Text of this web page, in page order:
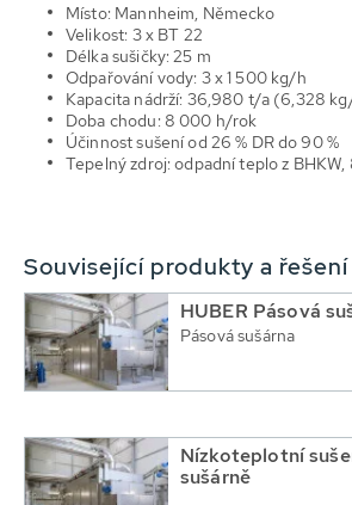
Místo: Mannheim, Německo
Velikost: 3 x BT 22
Délka sušičky: 25 m
Odpařování vody: 3 x 1 500 kg/h
Kapacita nádrží: 36,980 t/a (6,328
Doba chodu: 8 000 h/rok
Účinnost sušení od 26 % DR do 90 %
Tepelný zdroj: odpadní teplo z
Související produkty a řešení
HUBER Pásová
Pásová sušárna
Nízkoteplotní
sušárně